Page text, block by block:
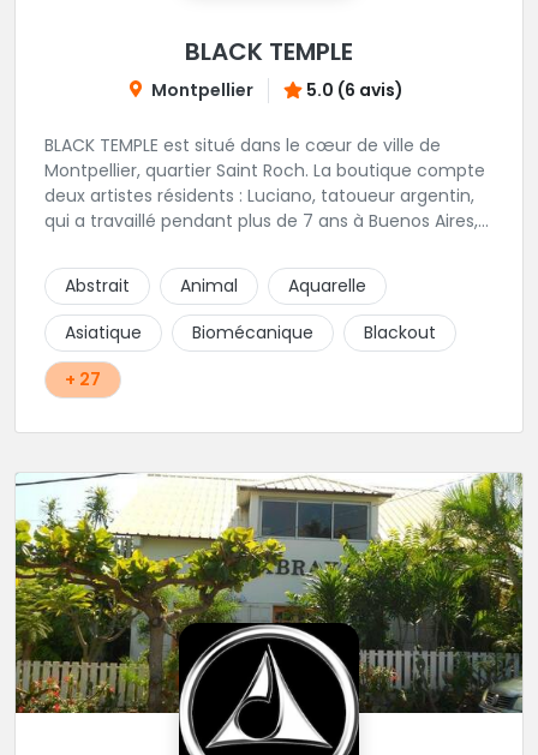
BLACK TEMPLE
Montpellier 5.0 (6 avis)
BLACK TEMPLE est situé dans le cœur de ville de
Montpellier, quartier Saint Roch. La boutique compte
deux artistes résidents : Luciano, tatoueur argentin,
qui a travaillé pendant plus de 7 ans à Buenos Aires,
qui a travaillé dans plusieurs boutiques de la ville
avant de rejoindre notre équipe. La boutique
accueille plusieurs artistes tatoueurs en tant que
guests tout au long de l'année afin de proposer
d'autres styles.
Abstrait Animal
Aquarelle
Asiatique
Biomécanique
Blackout
+ 27